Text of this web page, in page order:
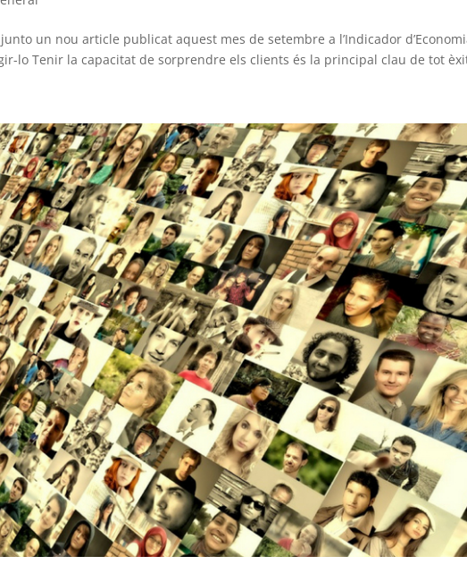
un nou article publicat aquest mes de setembre a l’Indicador
lo Tenir la capacitat de sorprendre els clients és la principal clau de tot